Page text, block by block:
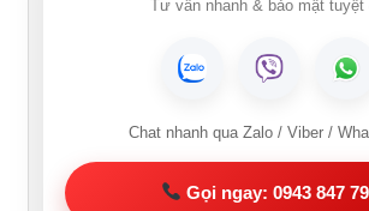
Tư vấn nhanh & bảo mật tuyệt
Chat nhanh qua Zalo / Viber /
Gọi ngay: 0943 847